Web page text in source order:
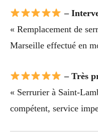
–
« Remplacement de
Marseille effectué en
– Très
« Serrurier à Saint-
compétent, service